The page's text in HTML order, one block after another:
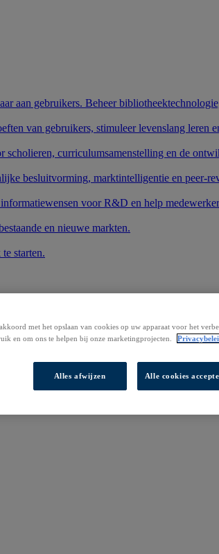
aan gebruikers. Beheer
van gebruikers, stimuleer levenslang leren
curriculumsamenstelling en de
besluitvorming, marktintelligentie en peer-
voor R&D en help
en nieuwe markten.
starten.
met het opslaan van cookies op uw apparaat voor het
en om ons te helpen bij onze marketingprojecten.
Alles afwijzen Alle cookies